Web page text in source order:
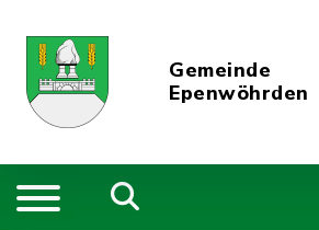
Gemeinde
Epenwöhrden